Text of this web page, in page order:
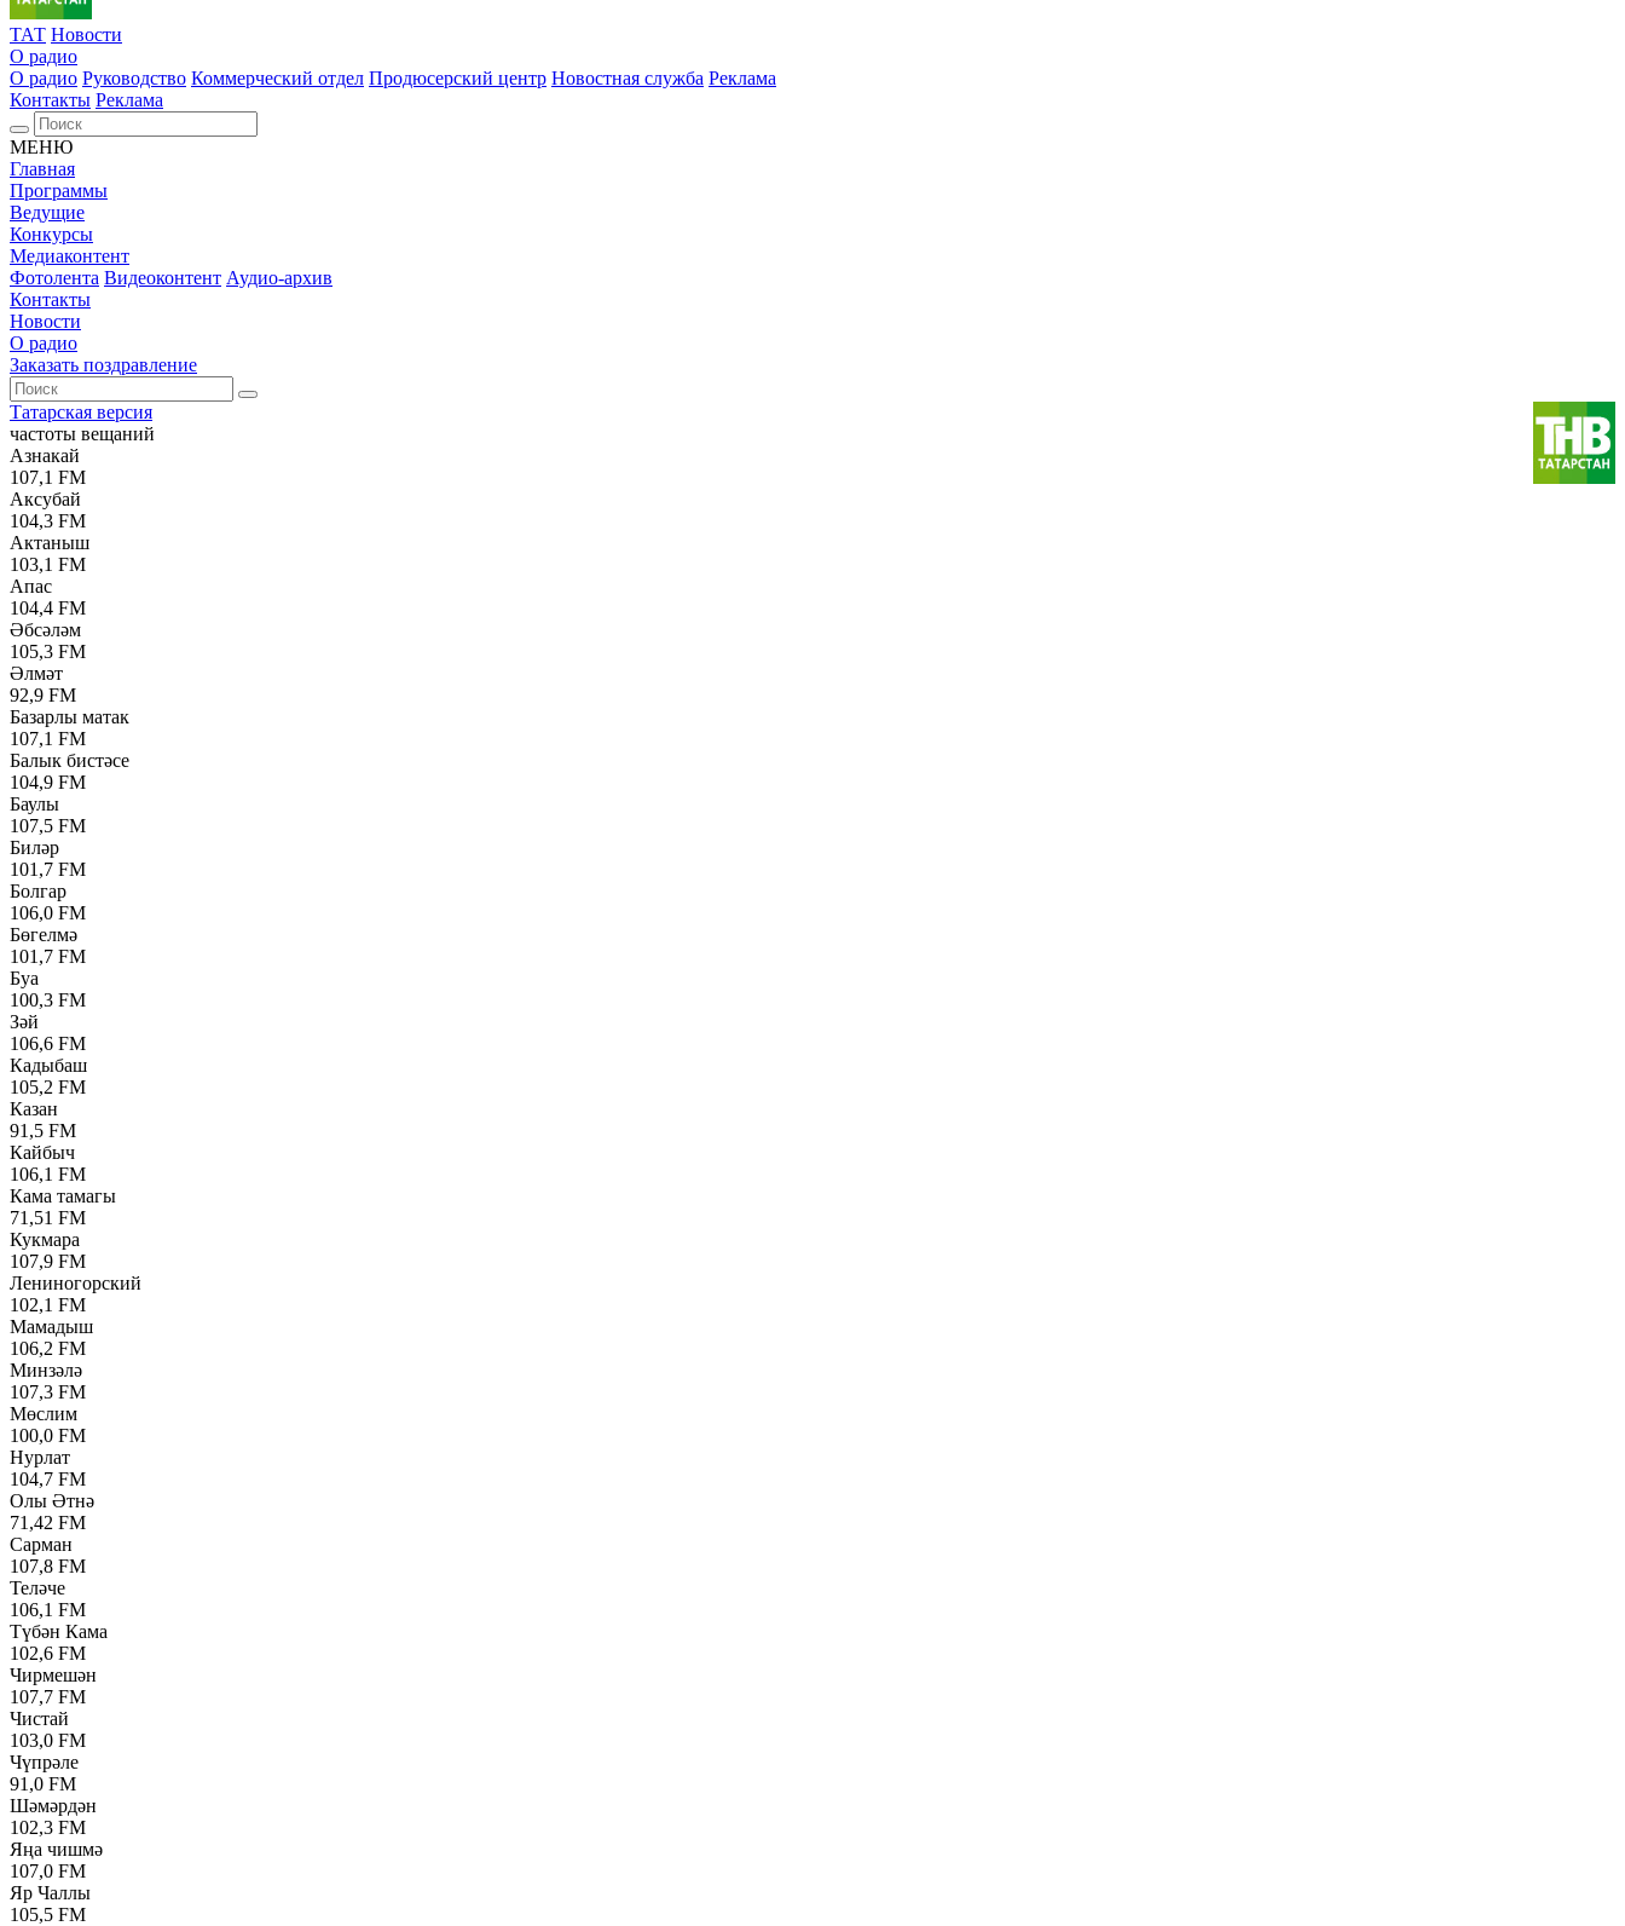
ТАТ Новости
О радио
О радио Руководство Коммерческий отдел Продюсерский центр Новостная служба Реклама
Контакты Реклама
МЕНЮ
Главная
Программы
Ведущие
Конкурсы
Медиаконтент
Фотолента Видеоконтент Аудио-архив
Контакты
Новости
О радио
Заказать поздравление
Татарская версия
частоты вещаний
Азнакай
107,1 FM
Аксубай
104,3 FM
Актаныш
103,1 FM
Апас
104,4 FM
Әбсәләм
105,3 FM
Әлмәт
92,9 FM
Базарлы матак
107,1 FM
Балык бистәсе
104,9 FM
Баулы
107,5 FM
Биләр
101,7 FM
Болгар
106,0 FM
Бөгелмә
101,7 FM
Буа
100,3 FM
Зәй
106,6 FM
Кадыбаш
105,2 FM
Казан
91,5 FM
Кайбыч
106,1 FM
Кама тамагы
71,51 FM
Кукмара
107,9 FM
Лениногорский
102,1 FM
Мамадыш
106,2 FM
Минзәлә
107,3 FM
Мөслим
100,0 FM
Нурлат
104,7 FM
Олы Әтнә
71,42 FM
Сарман
107,8 FM
Теләче
106,1 FM
Түбән Кама
102,6 FM
Чирмешән
107,7 FM
Чистай
103,0 FM
Чүпрәле
91,0 FM
Шәмәрдән
102,3 FM
Яңа чишмә
107,0 FM
Яр Чаллы
105,5 FM